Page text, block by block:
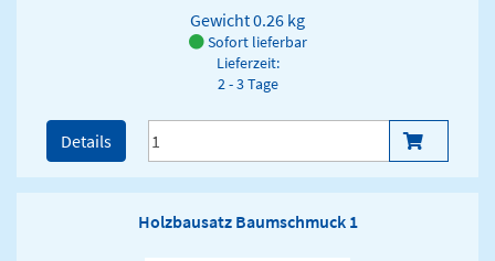
Gewicht0.26 kg
Sofort lieferbar
Lieferzeit:
2 - 3 Tage
Details
Holzbausatz Baumschmuck 1